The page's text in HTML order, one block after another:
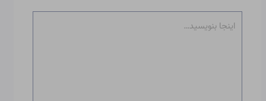
بنویسید…